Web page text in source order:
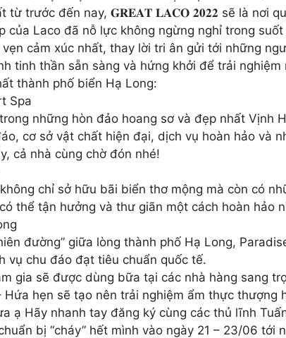
từ trước đến nay, 𝐆𝐑𝐄𝐀𝐓 𝐋𝐀𝐂𝐎 𝟐𝟎𝟐𝟐 sẽ là nơi
của Laco đã nỗ lực không ngừng nghỉ trong
cảm xúc nhất, thay lời tri ân gửi tới những
tinh thần sẵn sàng và hứng khởi để trải
thành phố biển Hạ Long:
Spa
những hòn đảo hoang sơ và đẹp nhất Vịnh
cơ sở vật chất hiện đại, dịch vụ hoàn hảo và
cả nhà cùng chờ đón nhé!
chỉ sở hữu bãi biển thơ mộng mà còn có
thể tận hưởng và thư giãn một cách hoàn hảo
đường” giữa lòng thành phố Hạ Long,
vụ chu đáo đạt tiêu chuẩn quốc tế.
gia sẽ được dùng bữa tại các nhà hàng sang
Hứa hẹn sẽ tạo nên trải nghiệm ẩm thực thượng
ạ Hãy nhanh tay đăng ký cùng các thủ lĩnh
bị “cháy” hết mình vào ngày 21 – 23/06 tới